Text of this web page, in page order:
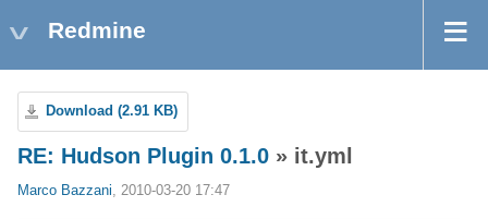
Redmine
Download (2.91 KB)
RE: Hudson Plugin 0.1.0 » it.yml
Marco Bazzani, 2010-03-20 17:47